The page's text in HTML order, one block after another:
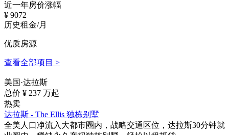
近一年房价涨幅
¥ 9072
历史租金/月
优质房源
查看全部项目 >
美国·达拉斯
总价 ¥ 237 万起
热卖
达拉斯 - The Ellis 独栋别墅
全美人口净流入大都市圈内，战略交通区位，达拉斯30分钟就